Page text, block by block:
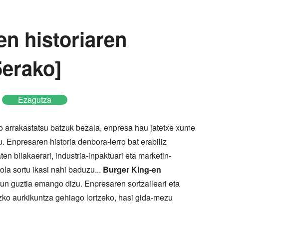
historiaren
Ezagutza
batzuk bezala, enpresa hau jatetxe xume
Enpresaren historia denbora-lerro bat erabiliz
bilakaerari, industria-inpaktuari eta marketin-
sortu ikasi nahi baduzu... Burger King-en
guztia emango dizu. Enpresaren sortzaileari eta
aurkikuntza gehiago lortzeko, hasi gida-mezu